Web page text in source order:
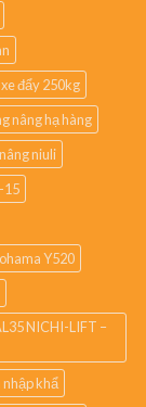
đẩy 250kg
nâng hạ hàng
niuli
15
Y520
NICHI-LIFT –
nhập khẩ